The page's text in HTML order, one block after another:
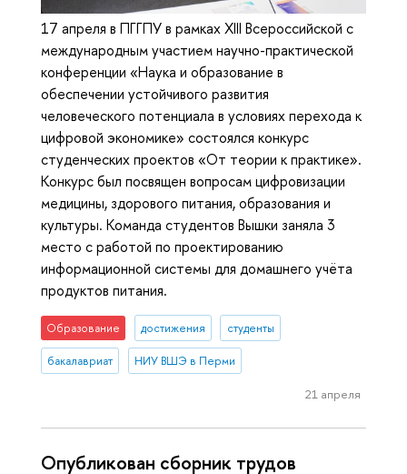
17 апреля в ПГГПУ в рамках ХIII Всероссийской с
международным участием научно-практической
конференции «Наука и образование в
обеспечении устойчивого развития
человеческого потенциала в условиях перехода к
цифровой экономике» состоялся конкурс
студенческих проектов «От теории к практике».
Конкурс был посвящен вопросам цифровизации
медицины, здорового питания, образования и
культуры. Команда студентов Вышки заняла 3
место с работой по проектированию
информационной системы для домашнего учёта
продуктов питания.
Образование достижения студенты
бакалавриат НИУ ВШЭ в Перми
21 апреля
Опубликован сборник трудов